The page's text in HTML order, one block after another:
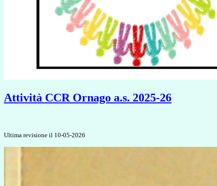
Attività CCR Ornago a.s. 2025-26
Ultima revisione il 10-05-2026